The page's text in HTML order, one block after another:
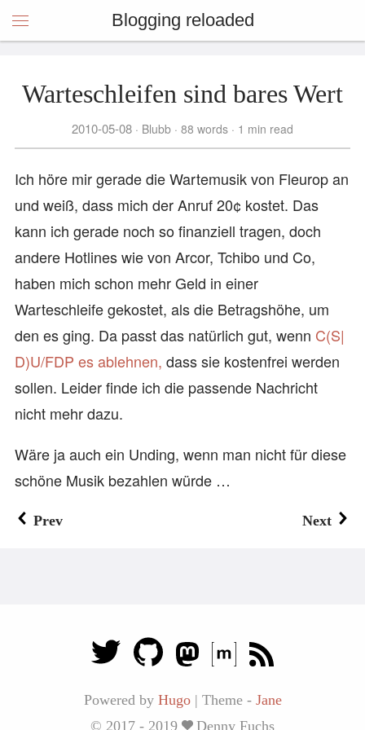
Blogging reloaded
Warteschleifen sind bares Wert
2010-05-08 Blubb 88 words 1 min read
Ich höre mir gerade die Wartemusik von Fleurop an
und weiß, dass mich der Anruf 20¢ kostet. Das
kann ich gerade noch so finanziell tragen, doch
andere Hotlines wie von Arcor, Tchibo und Co,
haben mich schon mehr Geld in einer
Warteschleife gekostet, als die Betragshöhe, um
den es ging. Da passt das natürlich gut, wenn C(S|
D)U/FDP es ablehnen, dass sie kostenfrei werden
sollen. Leider finde ich die passende Nachricht
nicht mehr dazu.
Wäre ja auch ein Unding, wenn man nicht für diese
schöne Musik bezahlen würde …
Prev Next
Powered by Hugo | Theme - Jane
© 2017 - 2019
Denny Fuchs